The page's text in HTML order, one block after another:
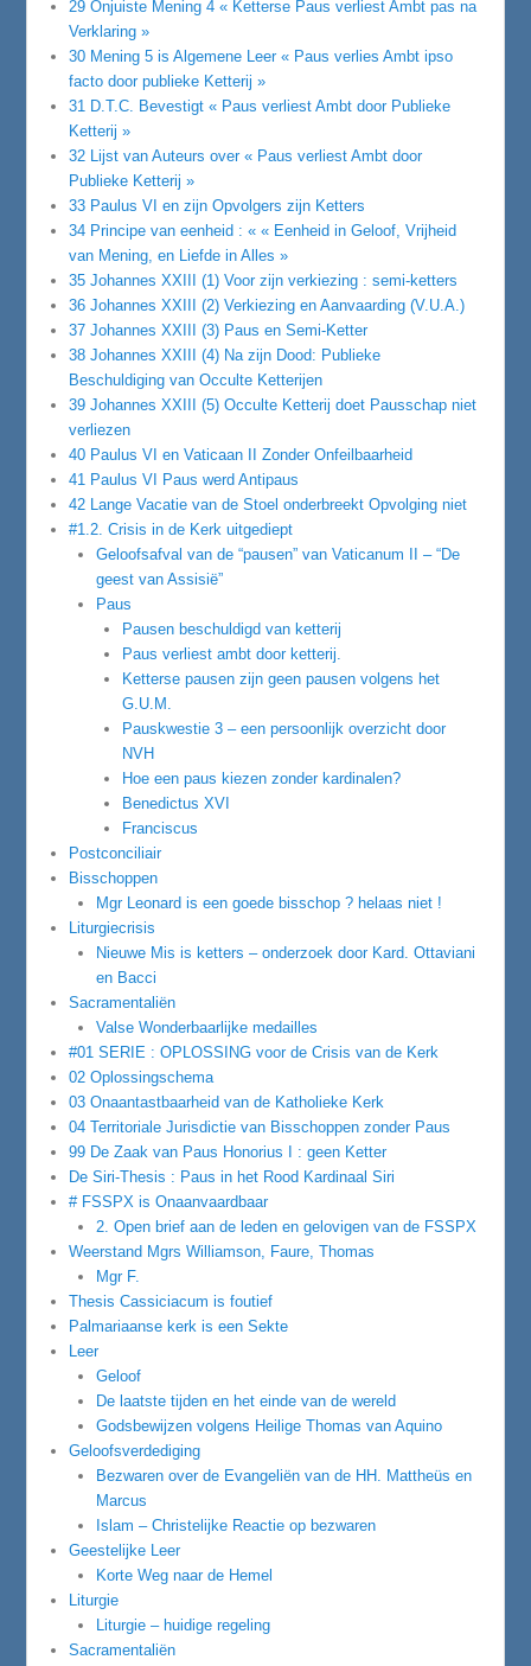
29 Onjuiste Mening 4 « Ketterse Paus verliest Ambt pas na
Verklaring »
30 Mening 5 is Algemene Leer « Paus verlies Ambt ipso
facto door publieke Ketterij »
31 D.T.C. Bevestigt « Paus verliest Ambt door Publieke
Ketterij »
32 Lijst van Auteurs over « Paus verliest Ambt door
Publieke Ketterij »
33 Paulus VI en zijn Opvolgers zijn Ketters
34 Principe van eenheid : « « Eenheid in Geloof, Vrijheid
van Mening, en Liefde in Alles »
35 Johannes XXIII (1) Voor zijn verkiezing : semi-ketters
36 Johannes XXIII (2) Verkiezing en Aanvaarding (V.U.A.)
37 Johannes XXIII (3) Paus en Semi-Ketter
38 Johannes XXIII (4) Na zijn Dood: Publieke
Beschuldiging van Occulte Ketterijen
39 Johannes XXIII (5) Occulte Ketterij doet Pausschap niet
verliezen
40 Paulus VI en Vaticaan II Zonder Onfeilbaarheid
41 Paulus VI Paus werd Antipaus
42 Lange Vacatie van de Stoel onderbreekt Opvolging niet
#1.2. Crisis in de Kerk uitgediept
Geloofsafval van de “pausen” van Vaticanum II – “De
geest van Assisië”
Paus
Pausen beschuldigd van ketterij
Paus verliest ambt door ketterij.
Ketterse pausen zijn geen pausen volgens het
G.U.M.
Pauskwestie 3 – een persoonlijk overzicht door
NVH
Hoe een paus kiezen zonder kardinalen?
Benedictus XVI
Franciscus
Postconciliair
Bisschoppen
Mgr Leonard is een goede bisschop ? helaas niet !
Liturgiecrisis
Nieuwe Mis is ketters – onderzoek door Kard. Ottaviani
en Bacci
Sacramentaliën
Valse Wonderbaarlijke medailles
#01 SERIE : OPLOSSING voor de Crisis van de Kerk
02 Oplossingschema
03 Onaantastbaarheid van de Katholieke Kerk
04 Territoriale Jurisdictie van Bisschoppen zonder Paus
99 De Zaak van Paus Honorius I : geen Ketter
De Siri-Thesis : Paus in het Rood Kardinaal Siri
# FSSPX is Onaanvaardbaar
2. Open brief aan de leden en gelovigen van de FSSPX
Weerstand Mgrs Williamson, Faure, Thomas
Mgr F.
Thesis Cassiciacum is foutief
Palmariaanse kerk is een Sekte
Leer
Geloof
De laatste tijden en het einde van de wereld
Godsbewijzen volgens Heilige Thomas van Aquino
Geloofsverdediging
Bezwaren over de Evangeliën van de HH. Mattheüs en
Marcus
Islam – Christelijke Reactie op bezwaren
Geestelijke Leer
Korte Weg naar de Hemel
Liturgie
Liturgie – huidige regeling
Sacramentaliën